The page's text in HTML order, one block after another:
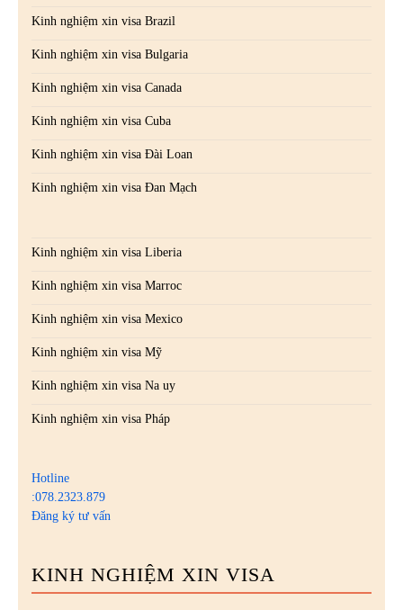
Kinh nghiệm xin visa Brazil
Kinh nghiệm xin visa Bulgaria
Kinh nghiệm xin visa Canada
Kinh nghiệm xin visa Cuba
Kinh nghiệm xin visa Đài Loan
Kinh nghiệm xin visa Đan Mạch
Kinh nghiệm xin visa Liberia
Kinh nghiệm xin visa Marroc
Kinh nghiệm xin visa Mexico
Kinh nghiệm xin visa Mỹ
Kinh nghiệm xin visa Na uy
Kinh nghiệm xin visa Pháp
Hotline
:078.2323.879
Đăng ký tư vấn
KINH NGHIỆM XIN VISA